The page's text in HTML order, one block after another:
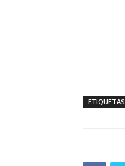
ETIQUETAS